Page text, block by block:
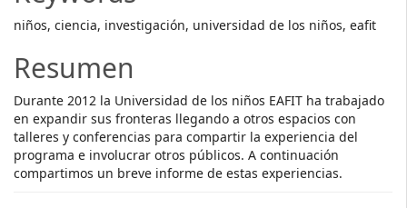
niños, ciencia, investigación, universidad de los niños, eafit
Resumen
Durante 2012 la Universidad de los niños EAFIT ha trabajado
en expandir sus fronteras llegando a otros espacios con
talleres y conferencias para compartir la experiencia del
programa e involucrar otros públicos. A continuación
compartimos un breve informe de estas experiencias.